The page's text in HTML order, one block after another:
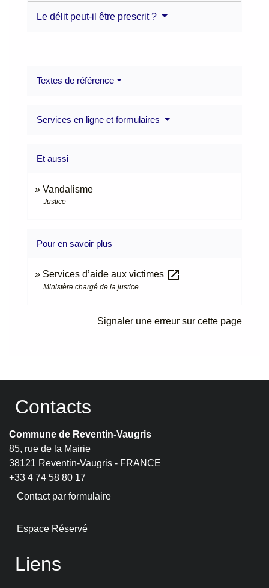
Le délit peut-il être prescrit ?
Textes de référence
Services en ligne et formulaires
Et aussi
Vandalisme
Justice
Pour en savoir plus
Services d’aide aux victimes open_in_new
Ministère chargé de la justice
Signaler une erreur sur cette page
Contacts
Commune de Reventin-Vaugris
85, rue de la Mairie
38121 Reventin-Vaugris - FRANCE
+33 4 74 58 80 17
Contact par formulaire
Espace Réservé
Liens